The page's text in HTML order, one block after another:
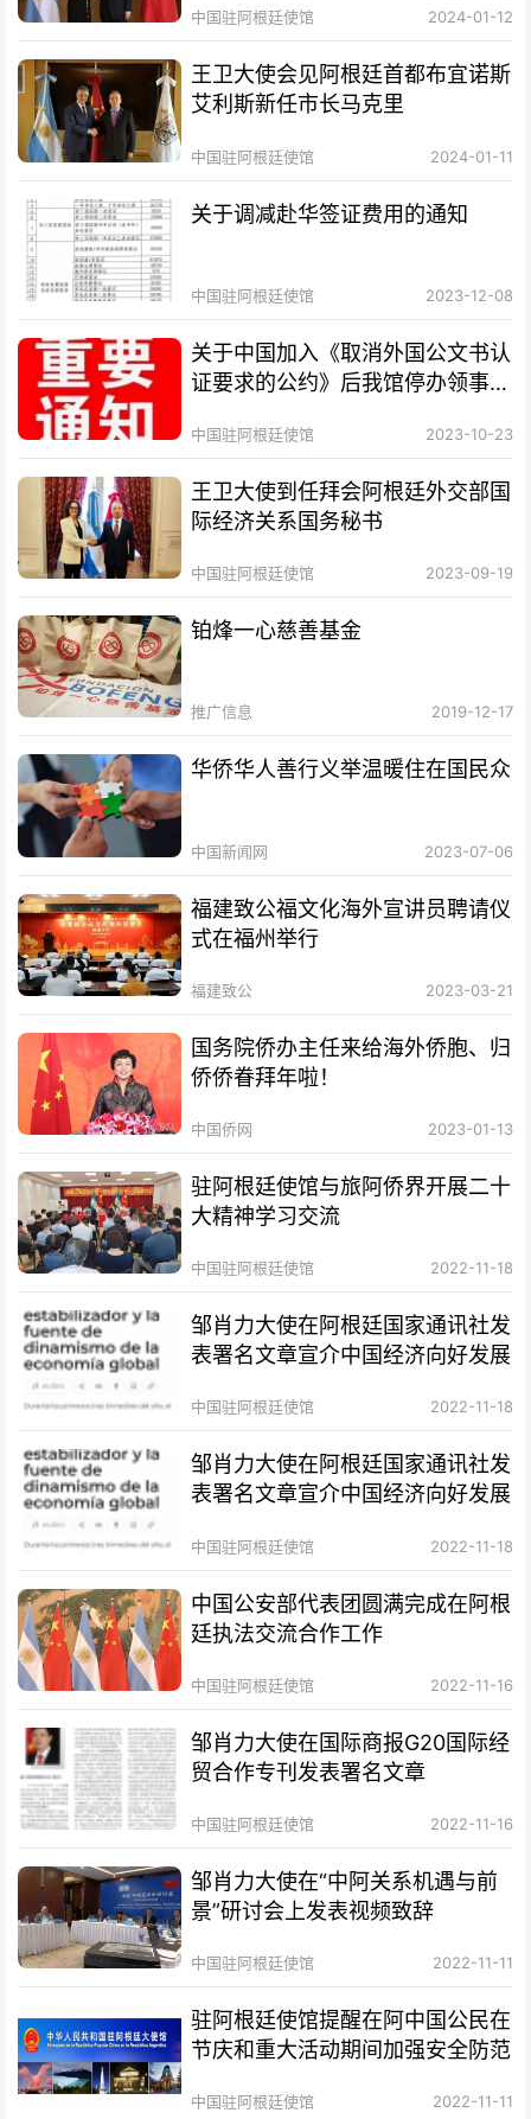
中国驻阿根廷使馆 2024-01-12
王卫大使会见阿根廷首都布宜诺斯
艾利斯新任市长马克里
中国驻阿根廷使馆 2024-01-11
关于调减赴华签证费用的通知
中国驻阿根廷使馆 2023-12-08
关于中国加入《取消外国公文书认
证要求的公约》后我馆停办领事认
中国驻阿根廷使馆 2023-10-23
王卫大使到任拜会阿根廷外交部国
际经济关系国务秘书
中国驻阿根廷使馆 2023-09-19
铂烽一心慈善基金
推广信息 2019-12-17
华侨华人善行义举温暖住在国民众
中国新闻网 2023-07-06
福建致公福文化海外宣讲员聘请仪
式在福州举行
福建致公 2023-03-21
国务院侨办主任来给海外侨胞、归
侨侨眷拜年啦！
中国侨网 2023-01-13
驻阿根廷使馆与旅阿侨界开展二十
大精神学习交流
中国驻阿根廷使馆 2022-11-18
邹肖力大使在阿根廷国家通讯社发
表署名文章宣介中国经济向好发展
中国驻阿根廷使馆 2022-11-18
邹肖力大使在阿根廷国家通讯社发
表署名文章宣介中国经济向好发展
中国驻阿根廷使馆 2022-11-18
中国公安部代表团圆满完成在阿根
廷执法交流合作工作
中国驻阿根廷使馆 2022-11-16
邹肖力大使在国际商报G20国际经
贸合作专刊发表署名文章
中国驻阿根廷使馆 2022-11-16
邹肖力大使在“中阿关系机遇与前
景”研讨会上发表视频致辞
中国驻阿根廷使馆 2022-11-11
驻阿根廷使馆提醒在阿中国公民在
节庆和重大活动期间加强安全防范
中国驻阿根廷使馆 2022-11-11